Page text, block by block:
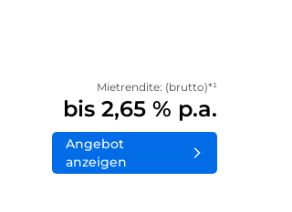
Mietrendite: (brutto)*¹
bis 2,65 % p.a.
Angebot
anzeigen